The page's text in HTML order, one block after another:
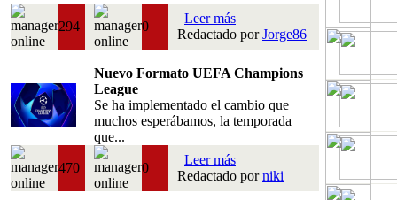
294 0
Leer más
Redactado porJorge86
Nuevo Formato UEFA Champions
League
Se ha implementado el cambio que
muchos esperábamos, la temporada
que...
470 0
Leer más
Redactado porniki